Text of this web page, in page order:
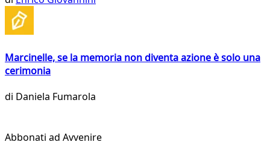
Marcinelle, se la memoria non diventa azione è solo una
cerimonia
di Daniela Fumarola
Abbonati ad Avvenire